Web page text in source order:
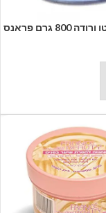
שעווה אלסטו ורודה 800 גרם פראנס